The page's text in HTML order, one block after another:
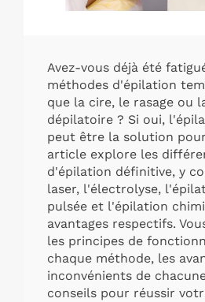
Avez-vous déjà été
méthodes d'épilation
que la cire, le rasage ou
dépilatoire ? Si oui, l'
peut être la solution
article explore les
d'épilation définitive, y
laser, l'électrolyse,
pulsée et l'épilation
avantages respectifs.
les principes de
chaque méthode, les
inconvénients de
conseils pour réussir